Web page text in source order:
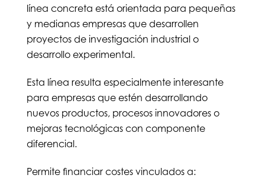
línea concreta está orientada para pequeñas
y medianas empresas que desarrollen
proyectos de investigación industrial o
desarrollo experimental.
Esta línea resulta especialmente interesante
para empresas que estén desarrollando
nuevos productos, procesos innovadores o
mejoras tecnológicas con componente
diferencial.
Permite financiar costes vinculados a: